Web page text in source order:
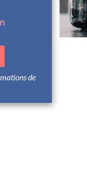
de